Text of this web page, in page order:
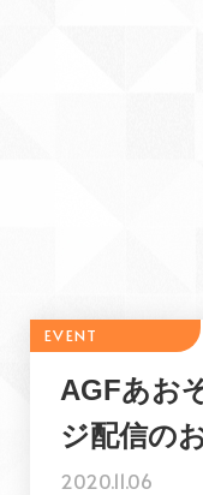
AGFあお
ジ配信の
2020.11.06